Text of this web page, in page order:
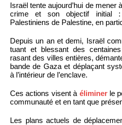
Israël tente aujourd’hui de mener
crime et son objectif initial :
Palestiniens de Palestine, en
Depuis un an et demi, Israël
tuant et blessant des
rasant des villes entières,
bande de Gaza et déplaçant
à l’intérieur de l’enclave.
Ces actions visent à éliminerle
communauté et en tant que
Les plans actuels de